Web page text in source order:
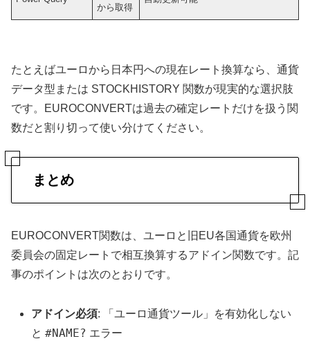
から取得
たとえばユーロから日本円への現在レート換算なら、通貨
データ型または STOCKHISTORY 関数が現実的な選択肢
です。EUROCONVERTは過去の確定レートだけを扱う関
数だと割り切って使い分けてください。
まとめ
EUROCONVERT関数は、ユーロと旧EU各国通貨を欧州
委員会の固定レートで相互換算するアドイン関数です。記
事のポイントは次のとおりです。
アドイン必須: 「ユーロ通貨ツール」を有効化しない
と#NAME? エラー